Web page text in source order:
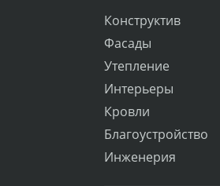
Конструктив
Фасады
Утепление
Интерьеры
Кровли
Благоустройство
Инженерия